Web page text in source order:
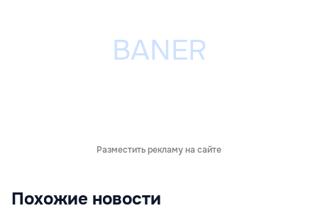
Разместить рекламу на сайте
Похожие новости